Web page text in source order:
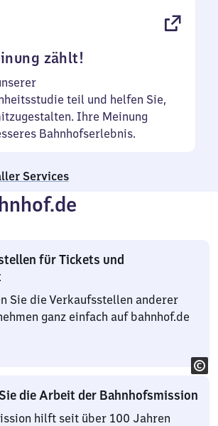
zählt!
teil und helfen Sie,
Ihre Meinung
Bahnhofserlebnis.
Services
für Tickets und
Sie die Verkaufsstellen anderer
ganz einfach auf bahnhof.de
die Arbeit der Bahnhofsmission
hilft seit über 100 Jahren